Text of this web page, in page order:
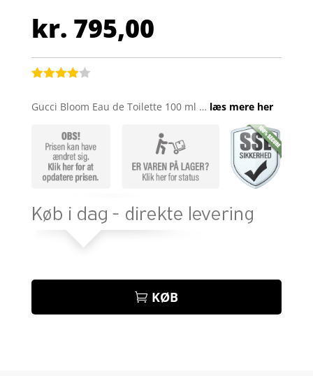
kr. 795,00
ud af 5
kundebed
ømmelse
Gucci Bloom Eau de Toilette 100 ml … læs mere her
KØB